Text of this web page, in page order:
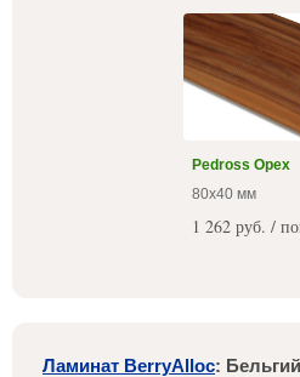
Pedross Орех
80x40 мм
1 262 руб. /
Ламинат BerryAlloc: